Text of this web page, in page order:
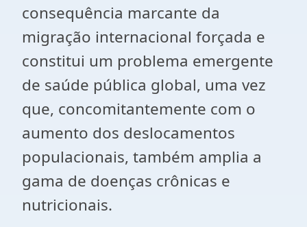
consequência marcante da
migração internacional forçada e
constitui um problema emergente
de saúde pública global, uma vez
que, concomitantemente com o
aumento dos deslocamentos
populacionais, também amplia a
gama de doenças crônicas e
nutricionais.